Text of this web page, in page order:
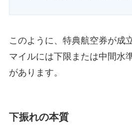
このように、特典航空券が成
マイルには下限または中間水
があります。
下振れの本質